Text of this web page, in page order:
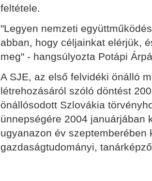
feltétele.
"Legyen nemzeti
abban, hogy céljainkat elérjük,
meg" - hangsúlyozta Potápi
A SJE, az első felvidéki önálló
létrehozásáról szóló döntést
önállósodott Szlovákia
ünnepségére 2004 januárjában
ugyanazon év szeptemberében
gazdaságtudományi,